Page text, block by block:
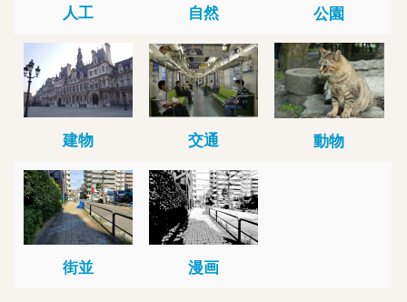
人工 自然 公園
建物 交通 動物
街並 漫画